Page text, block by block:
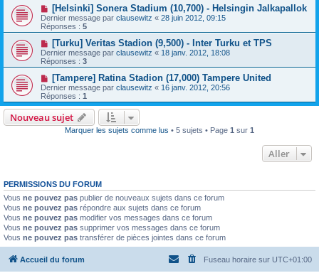
[Helsinki] Sonera Stadium (10,700) - Helsingin Jalkapallok
Dernier message par clausewitz « 28 juin 2012, 09:15
Réponses : 5
[Turku] Veritas Stadion (9,500) - Inter Turku et TPS
Dernier message par clausewitz « 18 janv. 2012, 18:08
Réponses : 3
[Tampere] Ratina Stadion (17,000) Tampere United
Dernier message par clausewitz « 16 janv. 2012, 20:56
Réponses : 1
Nouveau sujet
Marquer les sujets comme lus • 5 sujets • Page 1 sur 1
Aller
PERMISSIONS DU FORUM
Vous ne pouvez pas publier de nouveaux sujets dans ce forum
Vous ne pouvez pas répondre aux sujets dans ce forum
Vous ne pouvez pas modifier vos messages dans ce forum
Vous ne pouvez pas supprimer vos messages dans ce forum
Vous ne pouvez pas transférer de pièces jointes dans ce forum
Accueil du forum Fuseau horaire sur UTC+01:00